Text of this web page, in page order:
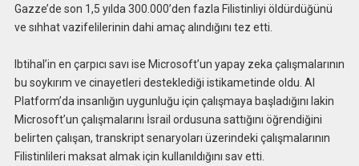
Gazze’de son 1,5 yılda 300.000’den fazla Filistinliyi öldürdüğünü
ve sıhhat vazifelilerinin dahi amaç alındığını tez etti.
Ibtihal’in en çarpıcı savı ise Microsoft’un yapay zeka çalışmalarının
bu soykırım ve cinayetleri desteklediği istikametinde oldu. AI
Platform’da insanlığın uygunluğu için çalışmaya başladığını lakin
Microsoft’un çalışmalarını İsrail ordusuna sattığını öğrendiğini
belirten çalışan, transkript senaryoları üzerindeki çalışmalarının
Filistinlileri maksat almak için kullanıldığını sav etti.